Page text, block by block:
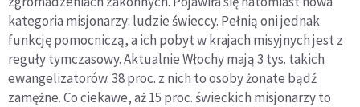
kategoria misjonarzy: ludzie świeccy. Pełnią oni jednak
funkcję pomocniczą, a ich pobyt w krajach misyjnych jest z
reguły tymczasowy. Aktualnie Włochy mają 3 tys. takich
ewangelizatorów. 38 proc. z nich to osoby żonate bądź
zamężne. Co ciekawe, aż 15 proc. świeckich misjonarzy to